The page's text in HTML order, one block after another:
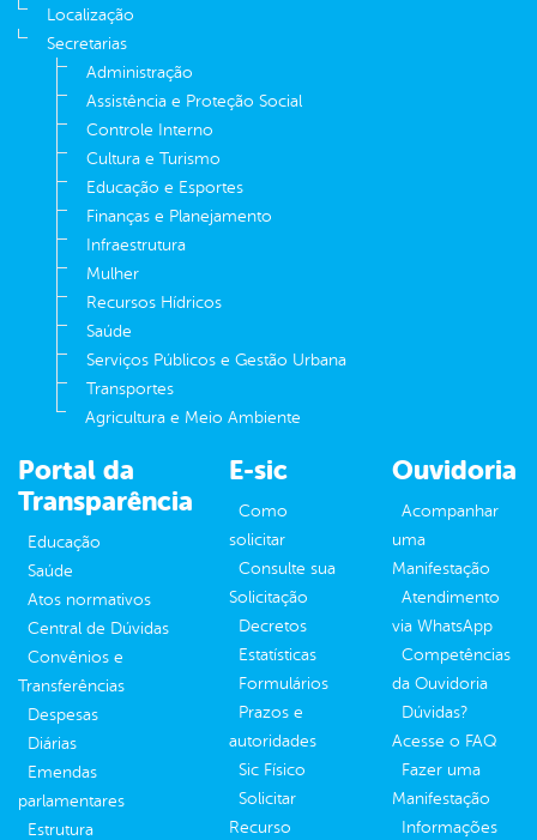
Localização
Secretarias
Administração
Assistência e Proteção Social
Controle Interno
Cultura e Turismo
Educação e Esportes
Finanças e Planejamento
Infraestrutura
Mulher
Recursos Hídricos
Saúde
Serviços Públicos e Gestão Urbana
Transportes
Agricultura e Meio Ambiente
Portal da
Transparência
Educação
Saúde
Atos normativos
Central de Dúvidas
Convênios e
Transferências
Despesas
Diárias
Emendas
parlamentares
Estrutura
E-sic
Como
solicitar
Consulte sua
Solicitação
Decretos
Estatísticas
Formulários
Prazos e
autoridades
Sic Físico
Solicitar
Recurso
Ouvidoria
Acompanhar
uma
Manifestação
Atendimento
via WhatsApp
Competências
da Ouvidoria
Dúvidas?
Acesse o FAQ
Fazer uma
Manifestação
Informações